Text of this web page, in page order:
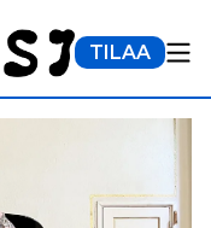
TILAA